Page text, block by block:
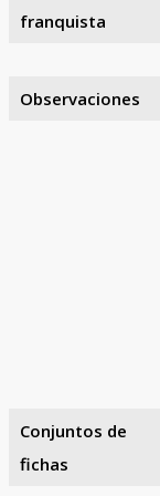
franquista
Observaciones
Conjuntos de
fichas